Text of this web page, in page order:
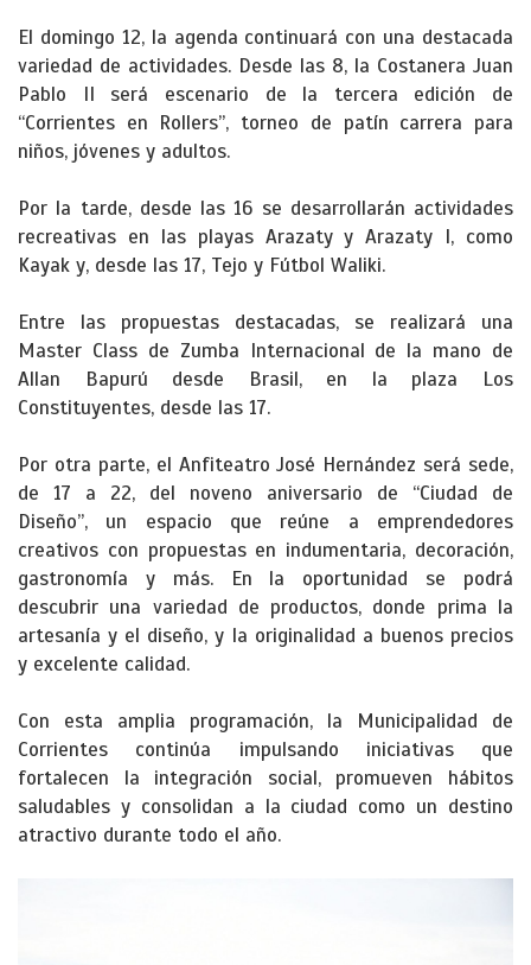
El domingo 12, la agenda continuará con una destacada
variedad de actividades. Desde las 8, la Costanera Juan
Pablo II será escenario de la tercera edición de
“Corrientes en Rollers”, torneo de patín carrera para
niños, jóvenes y adultos.
Por la tarde, desde las 16 se desarrollarán actividades
recreativas en las playas Arazaty y Arazaty I, como
Kayak y, desde las 17, Tejo y Fútbol Waliki.
Entre las propuestas destacadas, se realizará una
Master Class de Zumba Internacional de la mano de
Allan Bapurú desde Brasil, en la plaza Los
Constituyentes, desde las 17.
Por otra parte, el Anfiteatro José Hernández será sede,
de 17 a 22, del noveno aniversario de “Ciudad de
Diseño”, un espacio que reúne a emprendedores
creativos con propuestas en indumentaria, decoración,
gastronomía y más. En la oportunidad se podrá
descubrir una variedad de productos, donde prima la
artesanía y el diseño, y la originalidad a buenos precios
y excelente calidad.
Con esta amplia programación, la Municipalidad de
Corrientes continúa impulsando iniciativas que
fortalecen la integración social, promueven hábitos
saludables y consolidan a la ciudad como un destino
atractivo durante todo el año.